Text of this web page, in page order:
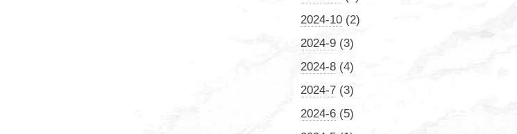
2024-10 (2)
2024-9 (3)
2024-8 (4)
2024-7 (3)
2024-6 (5)